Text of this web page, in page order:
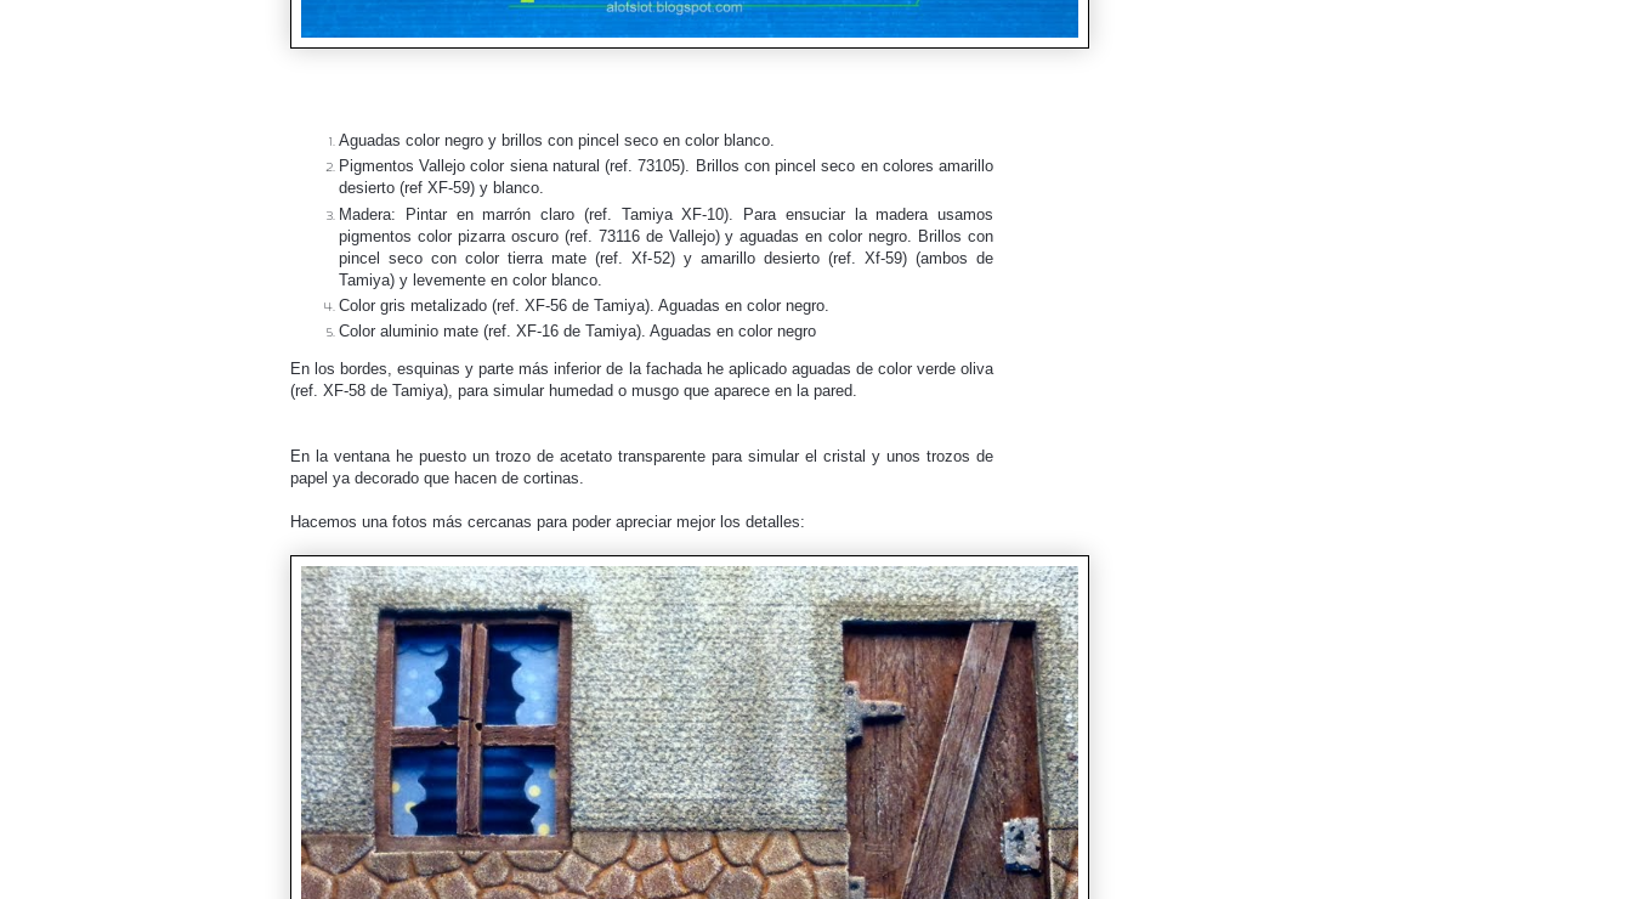
Aguadas color negro y brillos con pincel seco en color blanco.
Pigmentos Vallejo color siena natural (ref. 73105). Brillos con pincel seco en colores amarillo
desierto (ref XF-59) y blanco.
Madera: Pintar en marrón claro (ref. Tamiya XF-10). Para ensuciar la madera usamos
pigmentos color pizarra oscuro (ref. 73116 de Vallejo) y aguadas en color negro. Brillos con
pincel seco con color tierra mate (ref. Xf-52) y amarillo desierto (ref. Xf-59) (ambos de
Tamiya) y levemente en color blanco.
Color gris metalizado (ref. XF-56 de Tamiya). Aguadas en color negro.
Color aluminio mate (ref. XF-16 de Tamiya). Aguadas en color negro
En los bordes, esquinas y parte más inferior de la fachada he aplicado aguadas de color verde oliva
(ref. XF-58 de Tamiya), para simular humedad o musgo que aparece en la pared.
En la ventana he puesto un trozo de acetato transparente para simular el cristal y unos trozos de
papel ya decorado que hacen de cortinas.
Hacemos una fotos más cercanas para poder apreciar mejor los detalles: